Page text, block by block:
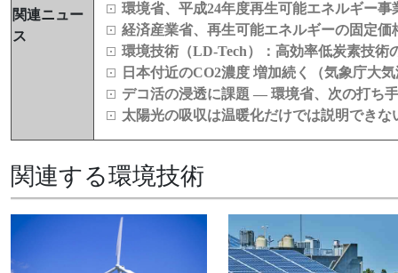
関連ニュー
ス
環境省、平成24年度再生可能エネルギー
経済産業省、再生可能エネルギーの固定
環境技術（LD‑Tech）：高効率低炭素技術
日本付近のCO2濃度 増加続く（気象庁大
デコ活の浸透に課題 ― 環境省、次の打ち
太陽光の吸収は温暖化だけでは説明でき
関連する環境技術